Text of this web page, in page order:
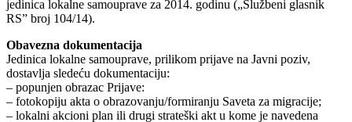
jedinica lokalne samouprave za 2014. godinu („Službeni glasnik
RS” broj 104/14).
Obavezna dokumentacija
Jedinica lokalne samouprave, prilikom prijave na Javni poziv,
dostavlja sledeću dokumentaciju:
– popunjen obrazac Prijave:
– fotokopiju akta o obrazovanju/formiranju Saveta za migracije;
– lokalni akcioni plan ili drugi strateški akt u kome je navedena